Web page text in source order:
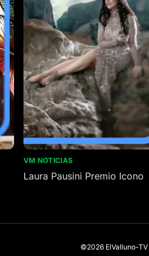
VM NOTICIAS
Laura Pausini Premio Icono
©2026 ElValluno-TV